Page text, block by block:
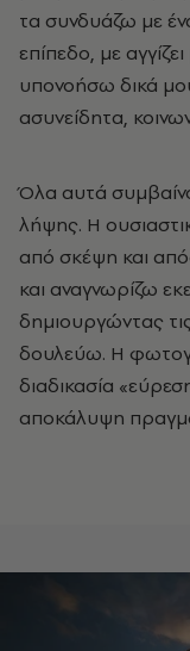
τα συνδυάζω με
επίπεδο, με
υπονοήσω δικά
ασυνείδητα,
Όλα αυτά
λήψης. Η
από σκέψη και
και αναγνωρίζω
δημιουργώντας
δουλεύω. Η
διαδικασία
αποκάλυψη